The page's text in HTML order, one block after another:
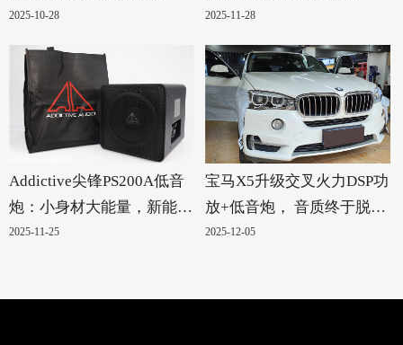
2025-10-28 2025-11-28
Addictive尖锋PS200A低音
炮：小身材大能量，新能源
汽车的绝配！
2025-11-25
宝马X5升级交叉火力DSP功
放+低音炮， 音质终于脱胎
换骨
2025-12-05